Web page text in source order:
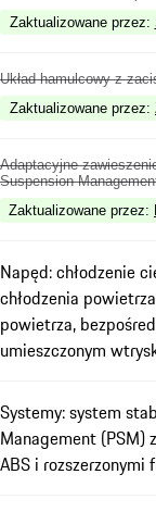
Zaktualizowane przez:
Układ hamulcowy z
Zaktualizowane przez:
Adaptacyjne
Suspension
Zaktualizowane przez:
Napęd: chłodzenie
chłodzenia
powietrza,
umieszczonym
Systemy: system
Management (PSM)
ABS i